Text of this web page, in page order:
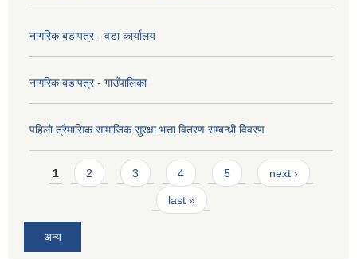
नागरिक बडापत्र - वडा कार्यालय
नागरिक बडापत्र - गाउँपालिका
पहिलो त्रैमासिक सामाजिक सुरक्षा भत्ता वितरण सम्बन्धी विवरण
Pages
1 2 3 4 5 next ›
last »
अन्य